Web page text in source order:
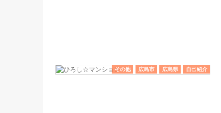
その他 広島市 広島県 自己紹介